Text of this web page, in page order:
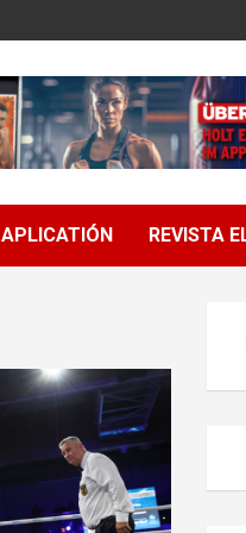
APLICATIÓN REVISTA